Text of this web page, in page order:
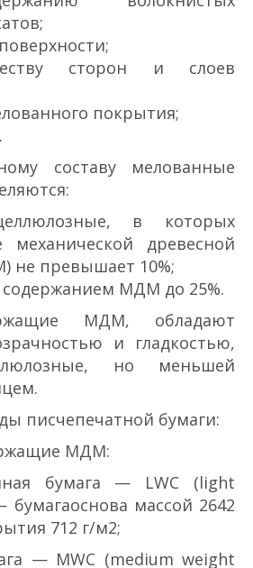
сторон и слоев
покрытия;
составу мелованные
в которых
механичес­кой древесной
не превышает 10%;
содержанием МДМ до 25%.
МДМ, обладают
и гладкостью,
но меньшей
писчепечатной бумаги:
МДМ:
бумага — LWC (light
массой 26­42
7­12 г/м2;
— MWC (medium weight